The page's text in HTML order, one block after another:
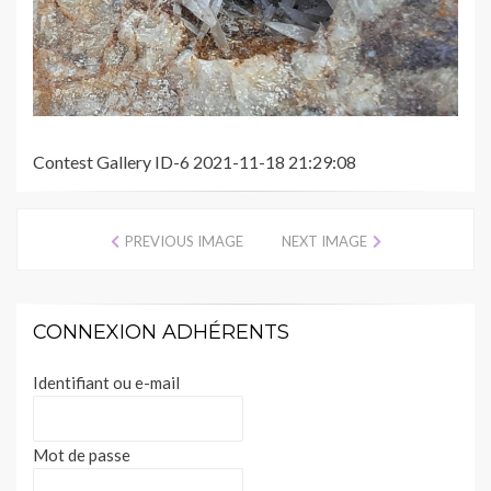
Contest Gallery ID-6 2021-11-18 21:29:08
PREVIOUS IMAGE NEXT IMAGE
CONNEXION ADHÉRENTS
Identifiant ou e-mail
Mot de passe